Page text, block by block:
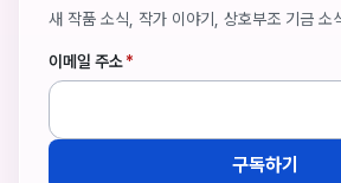
새 작품 소식, 작가 이야기, 상호부조 기금 소
이메일 주소*
구독하기